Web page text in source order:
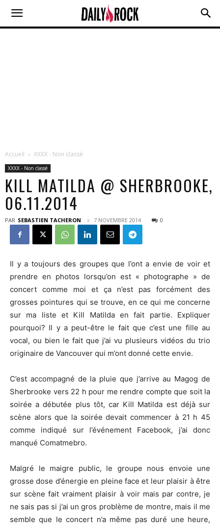
Accueil XXXX - Non classé
XXXX - Non classé
KILL MATILDA @ SHERBROOKE,
06.11.2014
PAR SEBASTIEN TACHERON 7 NOVEMBRE 2014 0
Il y a toujours des groupes que l’ont a envie de voir et
prendre en photos lorsqu’on est « photographe » de
concert comme moi et ça n’est pas forcément des
grosses pointures qui se trouve, en ce qui me concerne
sur ma liste et Kill Matilda en fait partie. Expliquer
pourquoi? Il y a peut-être le fait que c’est une fille au
vocal, ou bien le fait que j’ai vu plusieurs vidéos du trio
originaire de Vancouver qui m’ont donné cette envie.
C’est accompagné de la pluie que j’arrive au Magog de
Sherbrooke vers 22 h pour me rendre compte que soit la
soirée a débutée plus tôt, car Kill Matilda est déjà sur
scène alors que la soirée devait commencer à 21 h 45
comme indiqué sur l’événement Facebook, j’ai donc
manqué Comatmebro.
Malgré le maigre public, le groupe nous envoie une
grosse dose d’énergie en pleine face et leur plaisir à être
sur scène fait vraiment plaisir à voir mais par contre, je
ne sais pas si j’ai un gros problème de montre, mais il me
semble que le concert n’a même pas duré une heure,